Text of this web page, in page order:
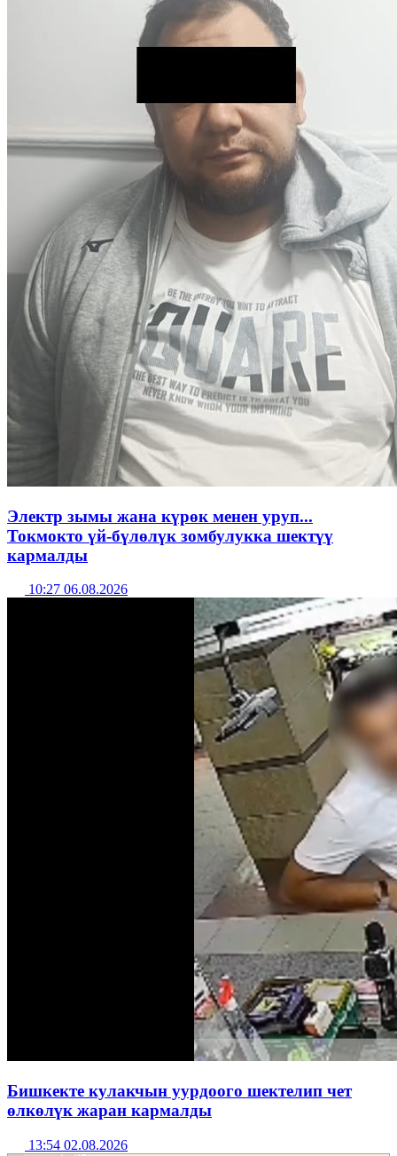
Электр зымы жана күрөк менен уруп...
Токмокто үй-бүлөлүк зомбулукка шектүү
кармалды
10:27 06.08.2026
Бишкекте кулакчын уурдоого шектелип чет
өлкөлүк жаран кармалды
13:54 02.08.2026